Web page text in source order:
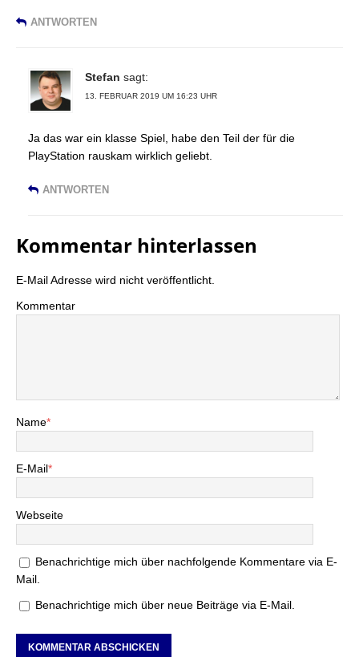
ANTWORTEN
Stefan sagt:
13. FEBRUAR 2019 UM 16:23 UHR
Ja das war ein klasse Spiel, habe den Teil der für die
PlayStation rauskam wirklich geliebt.
ANTWORTEN
Kommentar hinterlassen
E-Mail Adresse wird nicht veröffentlicht.
Kommentar
Name*
E-Mail*
Webseite
Benachrichtige mich über nachfolgende Kommentare via E-
Mail.
Benachrichtige mich über neue Beiträge via E-Mail.